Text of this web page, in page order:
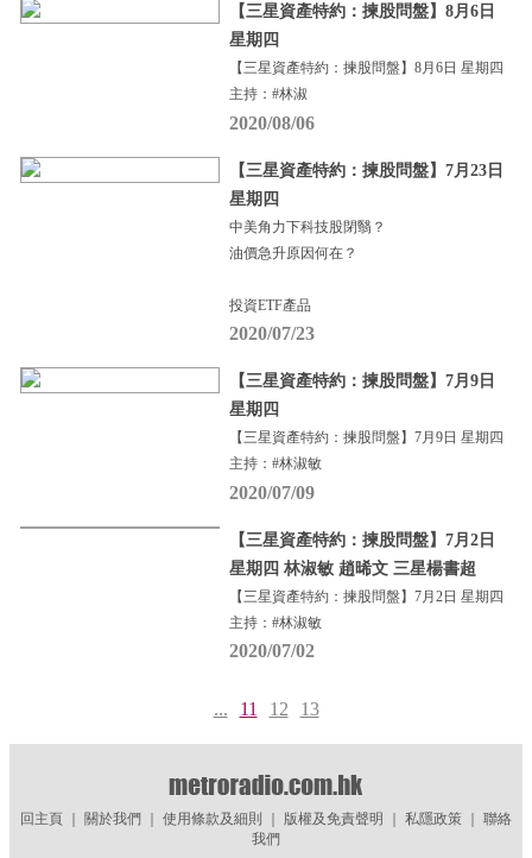
【三星資產特約：揀股問盤】8月6日
星期四
【三星資產特約：揀股問盤】8月6日 星期四
主持：#林淑
2020/08/06
【三星資產特約：揀股問盤】7月23日
星期四
中美角力下科技股閉翳？
油價急升原因何在？
投資ETF產品
2020/07/23
【三星資產特約：揀股問盤】7月9日
星期四
【三星資產特約：揀股問盤】7月9日 星期四
主持：#林淑敏
2020/07/09
【三星資產特約：揀股問盤】7月2日
星期四 林淑敏 趙晞文 三星楊書超
【三星資產特約：揀股問盤】7月2日 星期四
主持：#林淑敏
2020/07/02
... 11 12 13
回主頁｜ 關於我們 使用條款及細則 版權及免責聲明 私隱政策｜ 聯絡
我們